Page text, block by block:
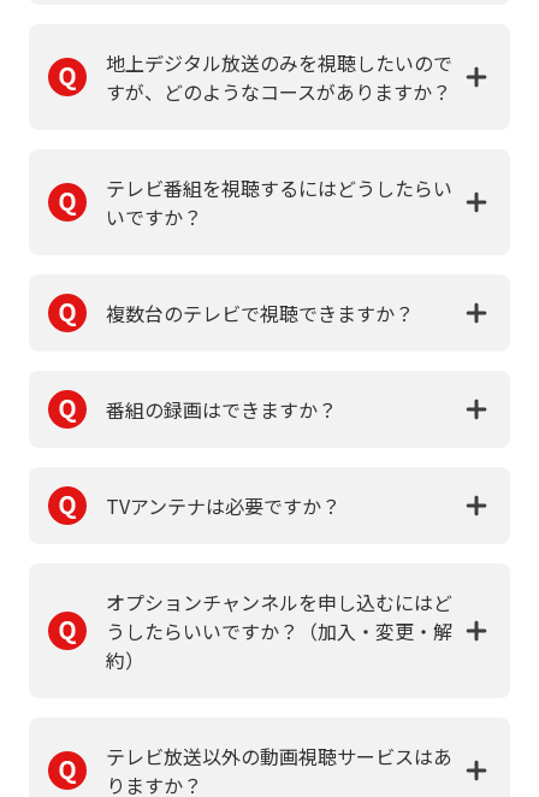
地上デジタル放送のみを視聴したいので
すが、どのようなコースがありますか？
テレビ番組を視聴するにはどうしたらい
いですか？
複数台のテレビで視聴できますか？
番組の録画はできますか？
TVアンテナは必要ですか？
オプションチャンネルを申し込むにはど
うしたらいいですか？（加入・変更・解
約）
テレビ放送以外の動画視聴サービスはあ
りますか？